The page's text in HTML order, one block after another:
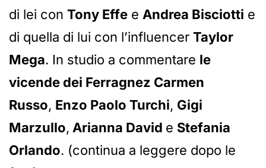
di lei con Tony Effe e Andrea Bisciotti e
di quella di lui con l’influencer Taylor
Mega. In studio a commentare le
vicende dei Ferragnez Carmen
Russo, Enzo Paolo Turchi, Gigi
Marzullo, Arianna David e Stefania
Orlando. (continua a leggere dopo le